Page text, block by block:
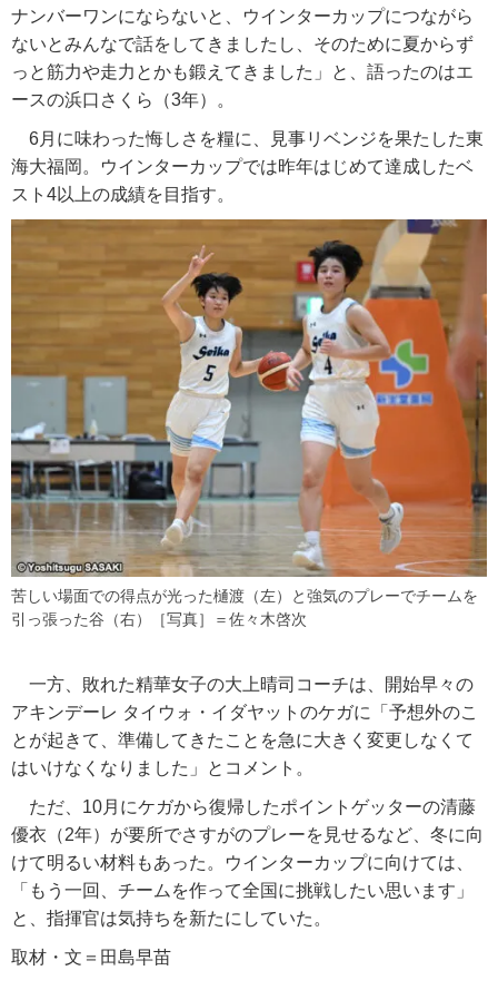
ナンバーワンにならないと、ウインターカップにつながら
ないとみんなで話をしてきましたし、そのために夏からず
っと筋力や走力とかも鍛えてきました」と、語ったのはエ
ースの浜口さくら（3年）。
6月に味わった悔しさを糧に、見事リベンジを果たした東
海大福岡。ウインターカップでは昨年はじめて達成したベ
スト4以上の成績を目指す。
苦しい場面での得点が光った樋渡（左）と強気のプレーでチームを
引っ張った谷（右）［写真］＝佐々木啓次
一方、敗れた精華女子の大上晴司コーチは、開始早々の
アキンデーレ タイウォ・イダヤットのケガに「予想外のこ
とが起きて、準備してきたことを急に大きく変更しなくて
はいけなくなりました」とコメント。
ただ、10月にケガから復帰したポイントゲッターの清藤
優衣（2年）が要所でさすがのプレーを見せるなど、冬に向
けて明るい材料もあった。ウインターカップに向けては、
「もう一回、チームを作って全国に挑戦したい思います」
と、指揮官は気持ちを新たにしていた。
取材・文＝田島早苗